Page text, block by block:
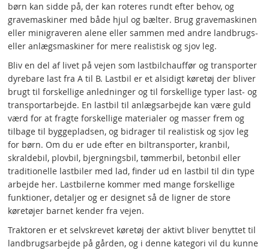
børn kan sidde på, der kan roteres rundt efter behov, og
gravemaskiner med både hjul og bælter. Brug gravemaskinen
eller minigraveren alene eller sammen med andre landbrugs-
eller anlægsmaskiner for mere realistisk og sjov leg.
Bliv en del af livet på vejen som lastbilchauffør og transporter
dyrebare last fra A til B. Lastbil er et alsidigt køretøj der bliver
brugt til forskellige anledninger og til forskellige typer last- og
transportarbejde. En lastbil til anlægsarbejde kan være guld
værd for at fragte forskellige materialer og masser frem og
tilbage til byggepladsen, og bidrager til realistisk og sjov leg
for børn. Om du er ude efter en biltransporter, kranbil,
skraldebil, plovbil, bjergningsbil, tømmerbil, betonbil eller
traditionelle lastbiler med lad, finder ud en lastbil til din type
arbejde her. Lastbilerne kommer med mange forskellige
funktioner, detaljer og er designet så de ligner de store
køretøjer barnet kender fra vejen.
Traktoren er et selvskrevet køretøj der aktivt bliver benyttet til
landbrugsarbejde på gården, og i denne kategori vil du kunne